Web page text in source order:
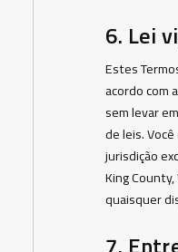
6. Lei
Estes
acordo com
sem levar
de leis.
jurisdição
King
quaisquer